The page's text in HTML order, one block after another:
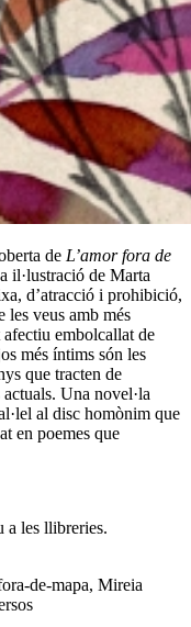
de L’amor fora de
il·lustració de Marta
d’atracció i prohibició,
les veus amb més
embolcallat de
més íntims són les
que tracten de
Una novel·la
al disc homònim que
en poemes que
a les llibreries.
de-mapa, Mireia